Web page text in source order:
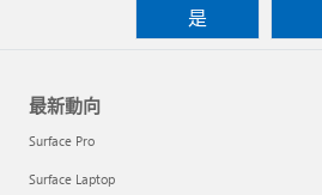
是
最新動向
Surface Pro
Surface Laptop